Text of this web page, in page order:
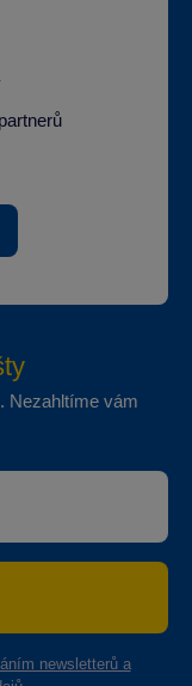
Nezahltíme vám
newsletterů a